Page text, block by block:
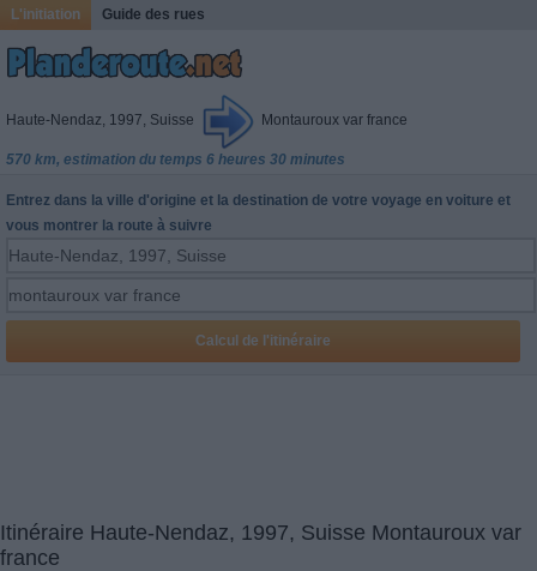
L'initiation Guide des rues
Haute-Nendaz, 1997, Suisse Montauroux var france
570 km, estimation du temps 6 heures 30 minutes
Entrez dans la ville d'origine et la destination de votre voyage en voiture et
vous montrer la route à suivre
Itinéraire Haute-Nendaz, 1997, Suisse Montauroux var
france